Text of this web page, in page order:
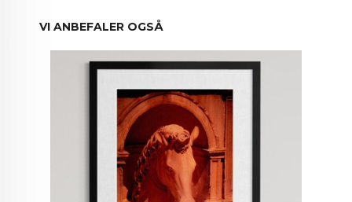
VI ANBEFALER OGSÅ